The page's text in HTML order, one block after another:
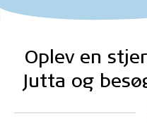
Oplev en
Jutta og